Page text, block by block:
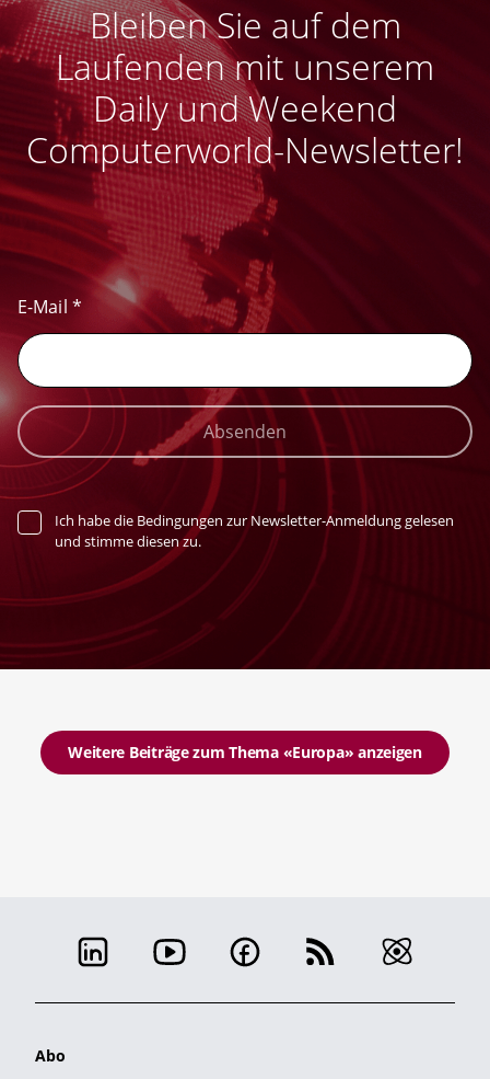
Bleiben Sie auf dem
Laufenden mit unserem
Daily und Weekend
Computerworld-Newsletter!
E-Mail *
Absenden
Ich habe die Bedingungen zur Newsletter-Anmeldung gelesen
und stimme diesen zu.
Weitere Beiträge zum Thema «Europa» anzeigen
Abo